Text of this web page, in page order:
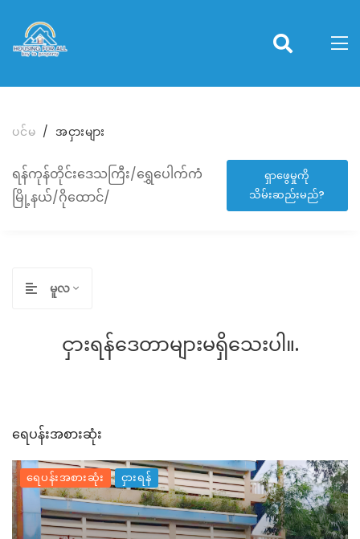
ပင်မ အငှားများ
ရန်ကုန်တိုင်းဒေသကြီး/ရွှေပေါက်ကံ
မြို့နယ်/ဂိုထောင်/
ရှာဖွေမှုကို
သိမ်းဆည်းမည်?
မူလ
ငှားရန်ဒေတာများမရှိသေးပါ။.
ရေပန်းအစားဆုံး
ရေပန်းအစားဆုံး ငှားရန်